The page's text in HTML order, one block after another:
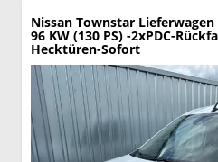
Nissan Townstar Lieferwagen
96 KW (130 PS) -2xPDC-
Hecktüren-Sofort